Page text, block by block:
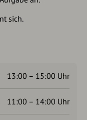
sich.
13:00 – 15:00 Uhr
11:00 – 14:00 Uhr